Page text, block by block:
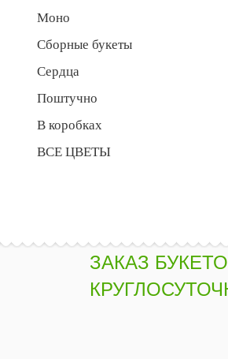
Моно
Сборные букеты
Сердца
Поштучно
В коробках
ВСЕ ЦВЕТЫ
ЗАКАЗ